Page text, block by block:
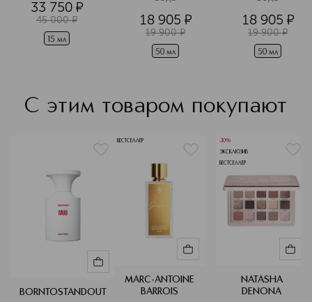
области вокруг
глаз
разглаживающий
33 750 ¤
45 000 ¤
15 мл
18 905 ¤
19 900 ¤
50 мл
18 905 ¤
19 900 ¤
50 мл
С этим товаром покупают
BORNTOSTANDOUT
БЕСТСЕЛЛЕР
MARC-ANTOINE
BARROIS
-30%
ЭКСКЛЮЗИВ
БЕСТСЕЛЛЕР
NATASHA
DENONA